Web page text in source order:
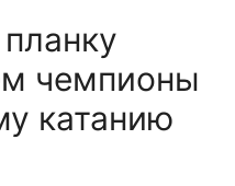
чемпионы
катанию